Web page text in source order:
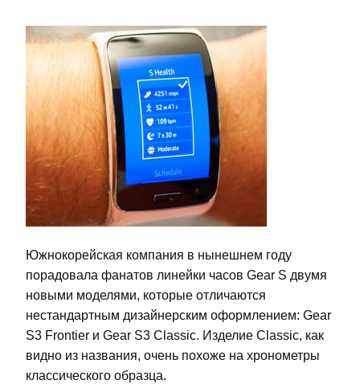
Южнокорейская компания в нынешнем году
порадовала фанатов линейки часов Gear S двумя
новыми моделями, которые отличаются
нестандартным дизайнерским оформлением: Gear
S3 Frontier и Gear S3 Classic. Изделие Classic, как
видно из названия, очень похоже на хронометры
классического образца.